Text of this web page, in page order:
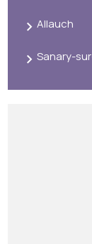
Allauch
Sanary-